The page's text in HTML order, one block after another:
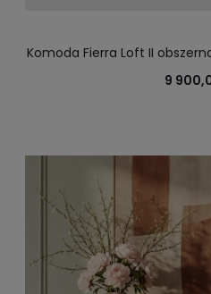
Komoda Fierra Loft II
komoda
9